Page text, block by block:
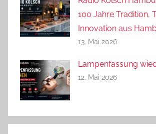
100 Jahre Tradition,
Innovation aus
13. Mai 2026
Lampenfassung
12. Mai 2026